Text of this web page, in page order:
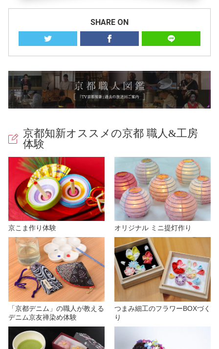
SHARE ON
京都知新オススメの京都 職人&工房
体験
京こま作り体験 オリジナル ミニ提灯作り
「京都デニム」の職人が教える
デニム京友禅染め体験
つまみ細工のフラワーBOXづく
り